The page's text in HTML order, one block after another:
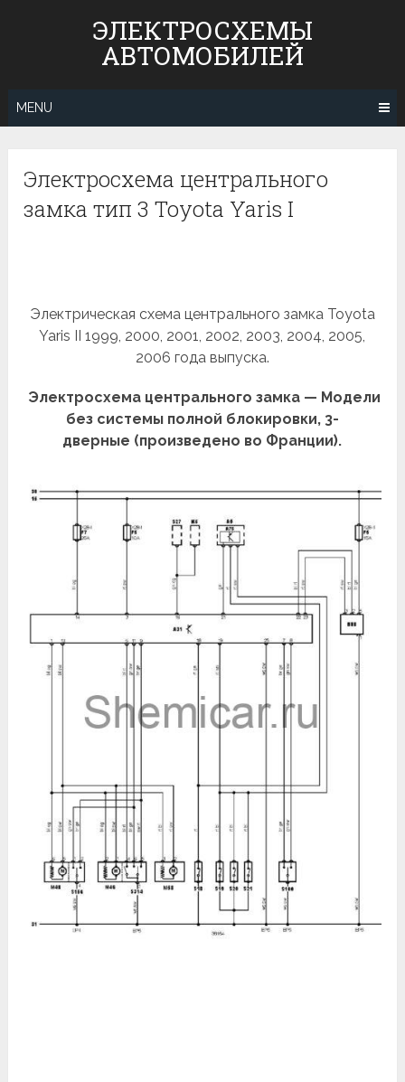
ЭЛЕКТРОСХЕМЫ
АВТОМОБИЛЕЙ
MENU
Электросхема центрального
замка тип 3 Toyota Yaris I
Электрическая схема центрального замка Toyota
Yaris II 1999, 2000, 2001, 2002, 2003, 2004, 2005,
2006 года выпуска.
Электросхема центрального замка — Модели
без системы полной блокировки, 3-
дверные (произведено во Франции).